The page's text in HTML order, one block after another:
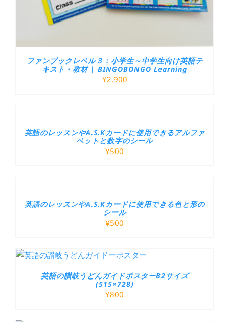
ファンブックレベル３：小学生～中学生向け英語テ
キスト・教材 | BINGOBONGO Learning
¥2,900
英語のレッスンやA.S.Kカードに使用できるアルファ
ベットと数字のシール
¥500
英語のレッスンやA.S.Kカードに使用できる色と形の
シール
¥500
英語の讃岐うどんガイドポスターB2サイズ
(515×728)
¥800